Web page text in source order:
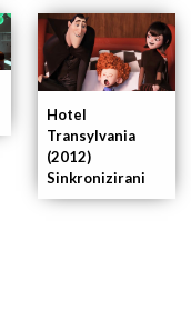
Hotel
Transylvania
(2012)
Sinkronizirani